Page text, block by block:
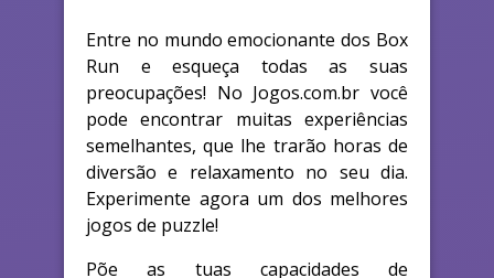
Entre no mundo emocionante dos Box
Run e esqueça todas as suas
preocupações! No Jogos.com.br você
pode encontrar muitas experiências
semelhantes, que lhe trarão horas de
diversão e relaxamento no seu dia.
Experimente agora um dos melhores
jogos de puzzle!
Põe as tuas capacidades de